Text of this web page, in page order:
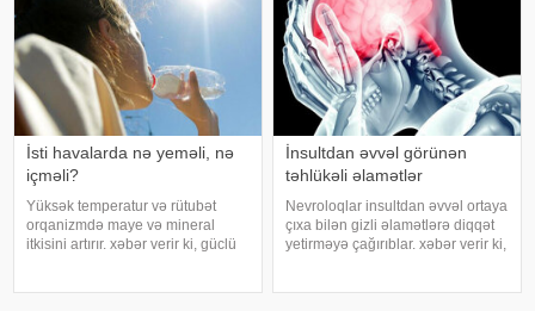
İsti havalarda nə yeməli, nə
içməli?
Yüksək temperatur və rütubət
orqanizmdə maye və mineral
itkisini artırır. xəbər verir ki, güclü
İnsultdan əvvəl görünən
təhlükəli əlamətlər
Nevroloqlar insultdan əvvəl ortaya
çıxa bilən gizli əlamətlərə diqqət
yetirməyə çağırıblar. xəbər verir ki,